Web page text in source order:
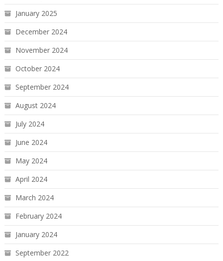
January 2025
December 2024
November 2024
October 2024
September 2024
August 2024
July 2024
June 2024
May 2024
April 2024
March 2024
February 2024
January 2024
September 2022